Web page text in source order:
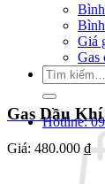
Giá
Gas
Tìm
kiếm:
Hotline:
Gas Dầu
Giá: 480.000 ₫